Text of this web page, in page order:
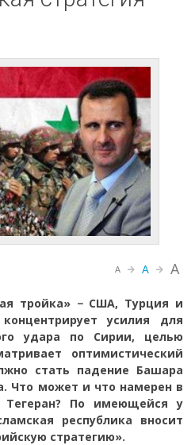
A A A
тройка» − США, Турция и
усилия для
удара по Сирии, целью
оптимистический
стать падение Башара
Что может и что намерен в
Тегеран? По имеющейся у
республика вносит
стратегию».